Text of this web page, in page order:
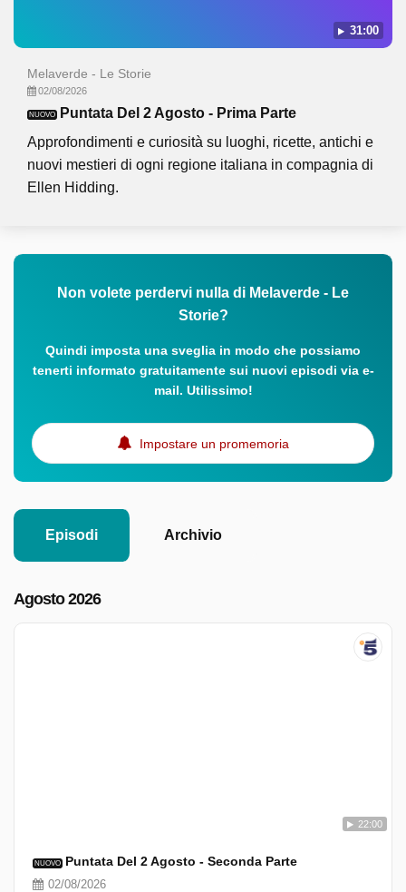
31:00
Melaverde - Le Storie
02/08/2026
NUOVO
Puntata Del 2 Agosto - Prima Parte
Approfondimenti e curiosità su luoghi, ricette, antichi e
nuovi mestieri di ogni regione italiana in compagnia di
Ellen Hidding.
Non volete perdervi nulla di Melaverde - Le
Storie?
Quindi imposta una sveglia in modo che possiamo
tenerti informato gratuitamente sui nuovi episodi via e-
mail. Utilissimo!
Impostare un promemoria
Episodi Archivio
Agosto 2026
22:00
NUOVO Puntata Del 2 Agosto - Seconda Parte
02/08/2026